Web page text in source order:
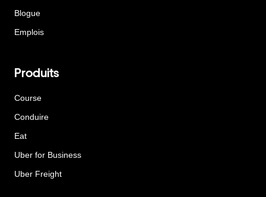
Blogue
Emplois
Produits
Course
Conduire
Eat
Uber for Business
Uber Freight